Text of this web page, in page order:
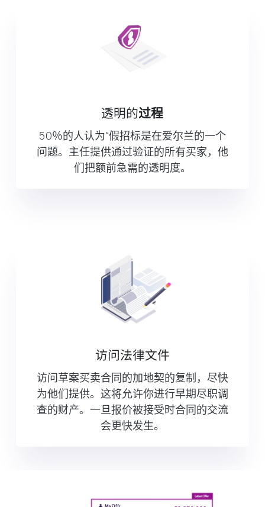
透明的过程
50％的人认为“假招标是在爱尔兰的一个
问题。主任提供通过验证的所有买家，他
们把额前急需的透明度。
访问法律文件
访问草案买卖合同的加地契的复制，尽快
为他们提供。这将允许你进行早期尽职调
查的财产。一旦报价被接受时合同的交流
会更快发生。